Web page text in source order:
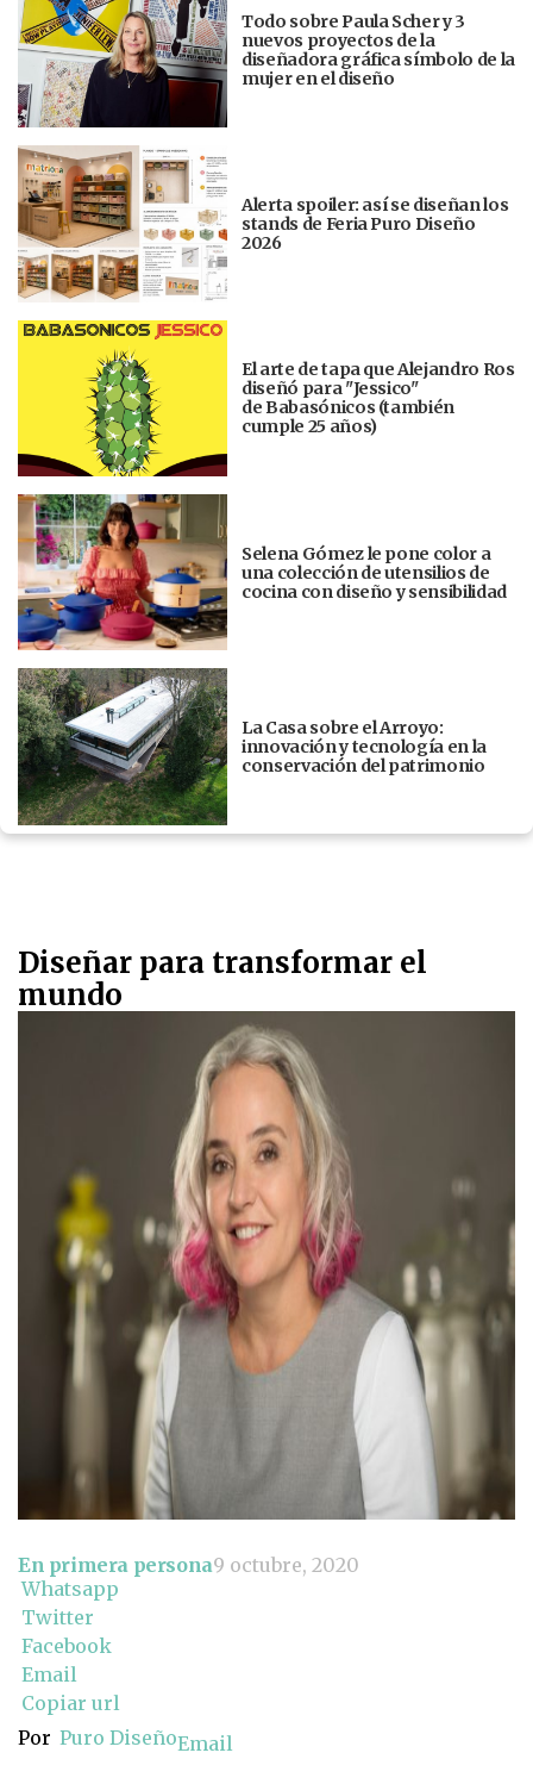
Todo sobre Paula Scher y 3
nuevos proyectos de la
diseñadora gráfica símbolo de la
mujer en el diseño
Alerta spoiler: así se diseñan los
stands de Feria Puro Diseño
2026
El arte de tapa que Alejandro Ros
diseñó para "Jessico"
de Babasónicos (también
cumple 25 años)
Selena Gómez le pone color a
una colección de utensilios de
cocina con diseño y sensibilidad
La Casa sobre el Arroyo:
innovación y tecnología en la
conservación del patrimonio
Diseñar para transformar el
mundo
En primera persona9 octubre, 2020
Whatsapp
Twitter
Facebook
Email
Copiar url
Por Puro DiseñoEmail